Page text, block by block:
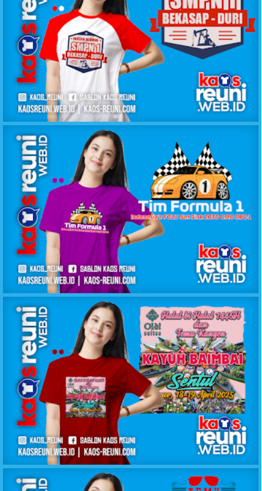
KAOS REUNI ALUMNI SMPN1 DURI
KAOS REUNI GATHERING FORMULA 1
KAOS REUNI GATHERING SENTUL